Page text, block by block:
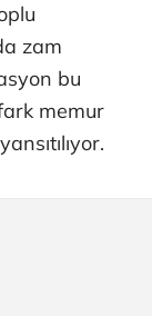
zam
bu
memur